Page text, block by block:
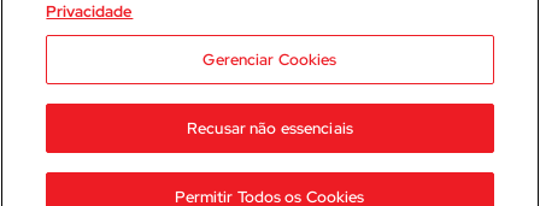
CRM 31-PR
Responsável Técnica Médica
CRM: 29623-PR | RQE: 21593
2023 © Hospital Cajuru Aviso de Privacidade
Privacidade
Gerenciar Cookies
Recusar não essenciais
Permitir Todos os Cookies